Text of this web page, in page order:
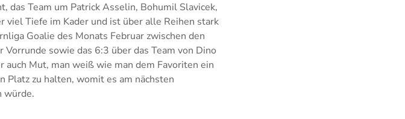
das Team um Patrick Asselin, Bohumil Slavicek,
viel Tiefe im Kader und ist über alle Reihen stark
Goalie des Monats Februar zwischen den
sowie das 6:3 über das Team von Dino
Mut, man weiß wie man dem Favoriten ein
Platz zu halten, womit es am nächsten
würde.